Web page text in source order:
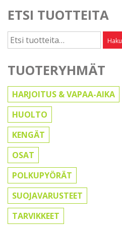
ETSI TUOTTEITA
Etsi: Haku
TUOTERYHMÄT
HARJOITUS & VAPAA-AIKA
HUOLTO
KENGÄT
OSAT
POLKUPYÖRÄT
SUOJAVARUSTEET
TARVIKKEET